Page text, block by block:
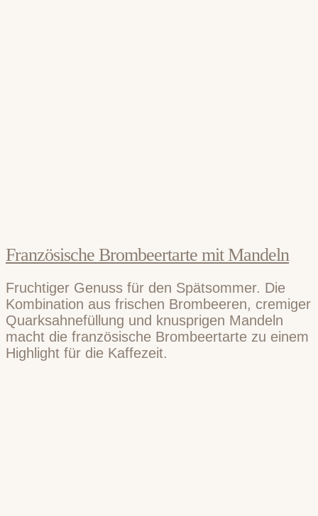
Französische Brombeertarte mit Mandeln
Fruchtiger Genuss für den Spätsommer. Die
Kombination aus frischen Brombeeren, cremiger
Quarksahnefüllung und knusprigen Mandeln
macht die französische Brombeertarte zu einem
Highlight für die Kaffezeit.